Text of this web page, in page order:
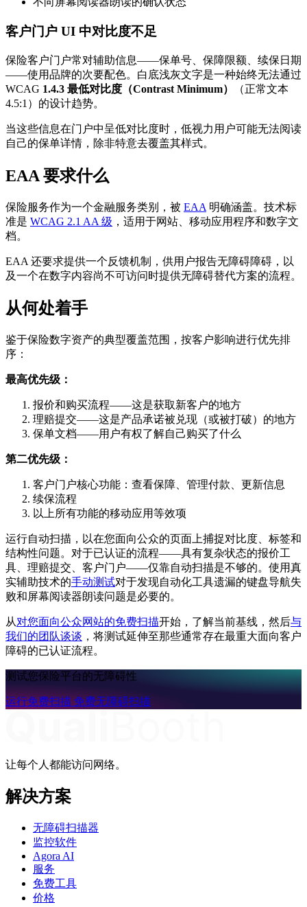
客户门户 UI 中对比度不足
保险客户门户常对辅助信息——保单号、保障限额、续保日期
——使用品牌的次要配色。白底浅灰文字是一种始终无法通过
WCAG 1.4.3 最低对比度（Contrast Minimum）
（正常文本
4.5:1）的设计趋势。
当这些信息在门户中呈低对比度时，低视力用户可能无法阅读
自己的保单详情，除非特意去覆盖其样式。
EAA 要求什么
保险服务作为一个金融服务类别，被 EAA 明确涵盖。技术标
准是 WCAG 2.1 AA 级 ，适用于网站、移动应用程序和数字文
档。
EAA 还要求提供一个反馈机制，供用户报告无障碍障碍，以
及一个在数字内容尚不可访问时提供无障碍替代方案的流程。
从何处着手
鉴于保险数字资产的典型覆盖范围，按客户影响进行优先排
序：
最高优先级：
报价和购买流程——这是获取新客户的地方
理赔提交——这是产品承诺被兑现（或被打破）的地方
保单文档——用户有权了解自己购买了什么
第二优先级：
客户门户核心功能：查看保障、管理付款、更新信息
续保流程
以上所有功能的移动应用等效项
运行自动扫描，以在您面向公众的页面上捕捉对比度、标签和
结构性问题。对于已认证的流程——具有复杂状态的报价工
具、理赔提交、客户门户——仅靠自动扫描是不够的。使用真
实辅助技术的手动测试对于发现自动化工具遗漏的键盘导航失
败和屏幕阅读器朗读问题是必要的。
从对您面向公众网站的免费扫描开始，了解当前基线，然后与
我们的团队谈谈 ，将测试延伸至那些通常存在最重大面向客户
障碍的已认证流程。
测试您保险平台的无障碍性
运行免费扫描 免费无障碍扫描
让每个人都能访问网络。
解决方案
无障碍扫描器
监控软件
Agora AI
服务
免费工具
价格